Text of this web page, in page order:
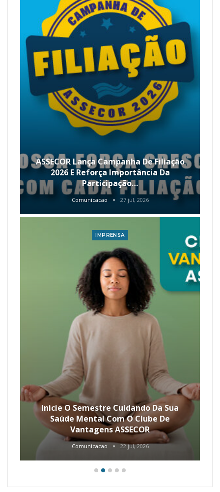
ASSECOR Lança Campanha De Filiação
2026 E Reforça Importância Da
Participação…
Comunicacao 27 jul, 2026
IMPRENSA
Inicie O Semestre Cuidando Da Sua
Saúde Mental Com O Clube De
Vantagens ASSECOR
Comunicacao 22 jul, 2026